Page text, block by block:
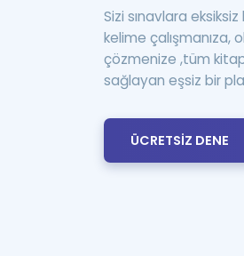
Sizi sınavlara
kelime
çözmenize ,tüm
sağlayan eşsiz bir
ÜCRETSİZ DENE